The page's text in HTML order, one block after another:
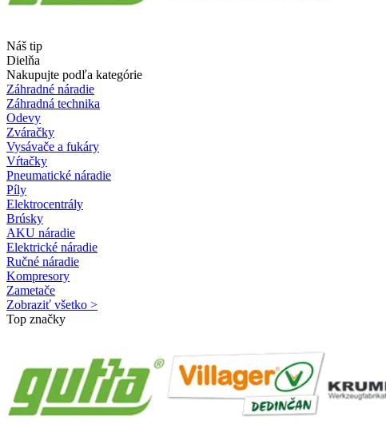
Náš tip
Dielňa
Nakupujte podľa kategórie
Záhradné náradie
Záhradná technika
Odevy
Zváračky
Vysávače a fukáry
Vŕtačky
Pneumatické náradie
Píly
Elektrocentrály
Brúsky
AKU náradie
Elektrické náradie
Ručné náradie
Kompresory
Zametače
Zobraziť všetko >
Top značky